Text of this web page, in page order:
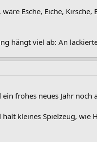
Esche, Eiche,
hängt viel ab: An
frohes neues Jahr noch
kleines Spielzeug, wie